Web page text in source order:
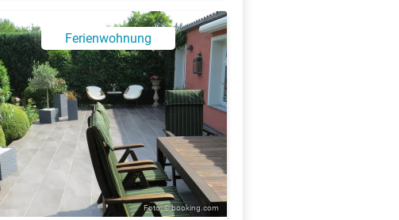
Ferienwohnung
Foto: © booking.com